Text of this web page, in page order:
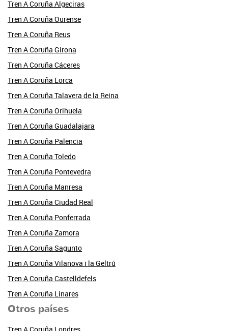
Tren A Coruña Algeciras
Tren A Coruña Ourense
Tren A Coruña Reus
Tren A Coruña Girona
Tren A Coruña Cáceres
Tren A Coruña Lorca
Tren A Coruña Talavera de la Reina
Tren A Coruña Orihuela
Tren A Coruña Guadalajara
Tren A Coruña Palencia
Tren A Coruña Toledo
Tren A Coruña Pontevedra
Tren A Coruña Manresa
Tren A Coruña Ciudad Real
Tren A Coruña Ponferrada
Tren A Coruña Zamora
Tren A Coruña Sagunto
Tren A Coruña Vilanova i la Geltrú
Tren A Coruña Castelldefels
Tren A Coruña Linares
Otros países
Tren A Coruña Londres